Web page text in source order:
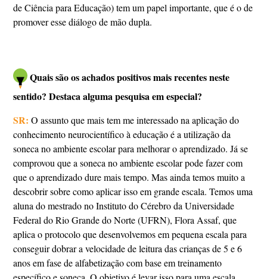
de Ciência para Educação) tem um papel importante, que é o de
promover esse diálogo de mão dupla.
Quais são os achados positivos mais recentes neste
sentido? Destaca alguma pesquisa em especial?
SR: O assunto que mais tem me interessado na aplicação do
conhecimento neurocientífico à educação é a utilização da
soneca no ambiente escolar para melhorar o aprendizado. Já se
comprovou que a soneca no ambiente escolar pode fazer com
que o aprendizado dure mais tempo. Mas ainda temos muito a
descobrir sobre como aplicar isso em grande escala. Temos uma
aluna do mestrado no Instituto do Cérebro da Universidade
Federal do Rio Grande do Norte (UFRN), Flora Assaf, que
aplica o protocolo que desenvolvemos em pequena escala para
conseguir dobrar a velocidade de leitura das crianças de 5 e 6
anos em fase de alfabetização com base em treinamento